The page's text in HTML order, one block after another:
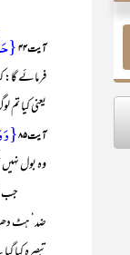
آیت ۴۴
فرمائے گا:
یعنی کیا
آیت ۸۵ {وَ
وہ بول
جب